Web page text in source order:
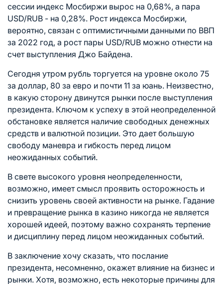
сессии индекс Мосбиржи вырос на 0,68%, а пара
USD/RUB - на 0,28%. Рост индекса Мосбиржи,
вероятно, связан с оптимистичными данными по ВВП
за 2022 год, а рост пары USD/RUB можно отнести на
счет выступления Джо Байдена.
Сегодня утром рубль торгуется на уровне около 75
за доллар, 80 за евро и почти 11 за юань. Неизвестно,
в какую сторону двинутся рынки после выступления
президента. Ключом к успеху в этой неопределенной
обстановке является наличие свободных денежных
средств и валютной позиции. Это дает большую
свободу маневра и гибкость перед лицом
неожиданных событий.
В свете высокого уровня неопределенности,
возможно, имеет смысл проявить осторожность и
снизить уровень своей активности на рынке. Гадание
и превращение рынка в казино никогда не является
хорошей идеей, поэтому важно сохранять терпение
и дисциплину перед лицом неожиданных событий.
В заключение хочу сказать, что послание
президента, несомненно, окажет влияние на бизнес и
рынки. Хотя, возможно, есть некоторые причины для